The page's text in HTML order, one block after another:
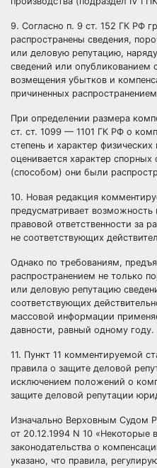
9. Согласно п. 9 ст. 152 ГК РФ
распространены сведения,
или деловую репутацию,
сведений или опубликованием
возмещения убытков и
причиненных
При определении размера
ст. ст. 1099 — 1101 ГК РФ о
степень и характер
оценивается характер
(способом) они были
10. Новая редакция
предусматривает
правовой ответственности за
не соответствующих
Однако по требованиям,
распространением не только
или деловую репутацию
соответствующих
массовой информации
давности, равный одному году.
11. Пункт 11 комментируемой
правила о защите деловой
исключением положений о
защите деловой репутации
Изначально Верховным Судом
от 20.12.1994 N 10 «Некоторые
законодательства о
указано, что правила,